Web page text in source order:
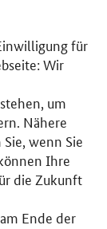
für
Wir
um
Nähere
wenn Sie
Ihre
die Zukunft
Ende der